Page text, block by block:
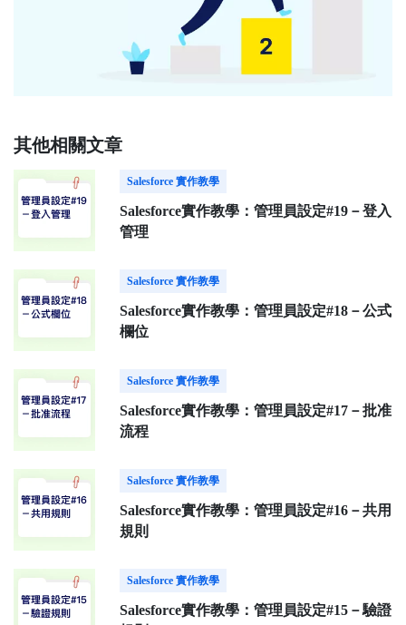
其他相關文章
Salesforce 實作教學
Salesforce實作教學：管理員設定#19－登入
管理
Salesforce 實作教學
Salesforce實作教學：管理員設定#18－公式
欄位
Salesforce 實作教學
Salesforce實作教學：管理員設定#17－批准
流程
Salesforce 實作教學
Salesforce實作教學：管理員設定#16－共用
規則
Salesforce 實作教學
Salesforce實作教學：管理員設定#15－驗證